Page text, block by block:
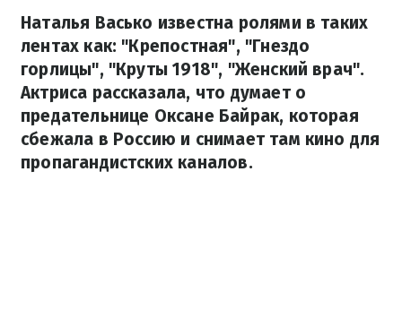
Наталья Васько известна ролями в таких
лентах как: "Крепостная", "Гнездо
горлицы", "Круты 1918", "Женский врач".
Актриса рассказала, что думает о
предательнице Оксане Байрак, которая
сбежала в Россию и снимает там кино для
пропагандистских каналов.